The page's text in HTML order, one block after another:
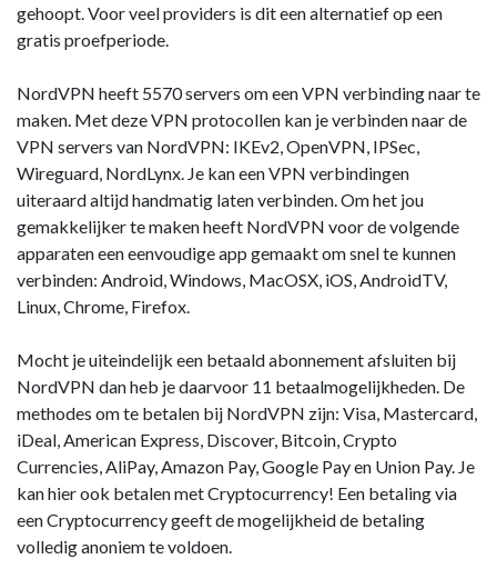
gehoopt. Voor veel providers is dit een alternatief op een
gratis proefperiode.
NordVPN heeft 5570 servers om een VPN verbinding naar te
maken. Met deze VPN protocollen kan je verbinden naar de
VPN servers van NordVPN: IKEv2, OpenVPN, IPSec,
Wireguard, NordLynx. Je kan een VPN verbindingen
uiteraard altijd handmatig laten verbinden. Om het jou
gemakkelijker te maken heeft NordVPN voor de volgende
apparaten een eenvoudige app gemaakt om snel te kunnen
verbinden: Android, Windows, MacOSX, iOS, AndroidTV,
Linux, Chrome, Firefox.
Mocht je uiteindelijk een betaald abonnement afsluiten bij
NordVPN dan heb je daarvoor 11 betaalmogelijkheden. De
methodes om te betalen bij NordVPN zijn: Visa, Mastercard,
iDeal, American Express, Discover, Bitcoin, Crypto
Currencies, AliPay, Amazon Pay, Google Pay en Union Pay. Je
kan hier ook betalen met Cryptocurrency! Een betaling via
een Cryptocurrency geeft de mogelijkheid de betaling
volledig anoniem te voldoen.